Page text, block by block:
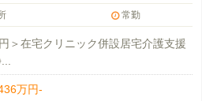
常勤
＞在宅クリニック併設居宅介護支援
万円-